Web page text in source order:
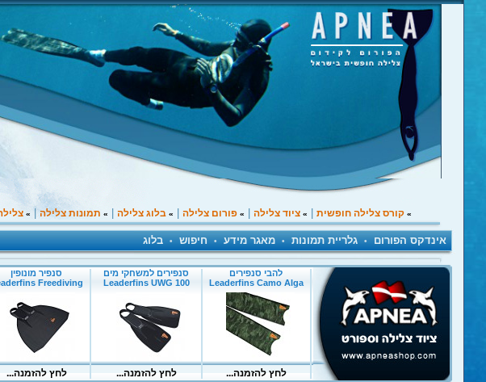
» קורס צלילה חופשית |
» ציוד צלילה |
» פורום צלילה |
» בלוג צלילה |
» תמונות צלילה |
»
אינדקס הפורום • גלריית תמונות • מאגר מידע • חיפוש • בלוג